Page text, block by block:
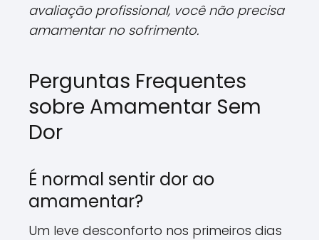
avaliação profissional, você não precisa
amamentar no sofrimento.
Perguntas Frequentes
sobre Amamentar Sem
Dor
É normal sentir dor ao
amamentar?
Um leve desconforto nos primeiros dias